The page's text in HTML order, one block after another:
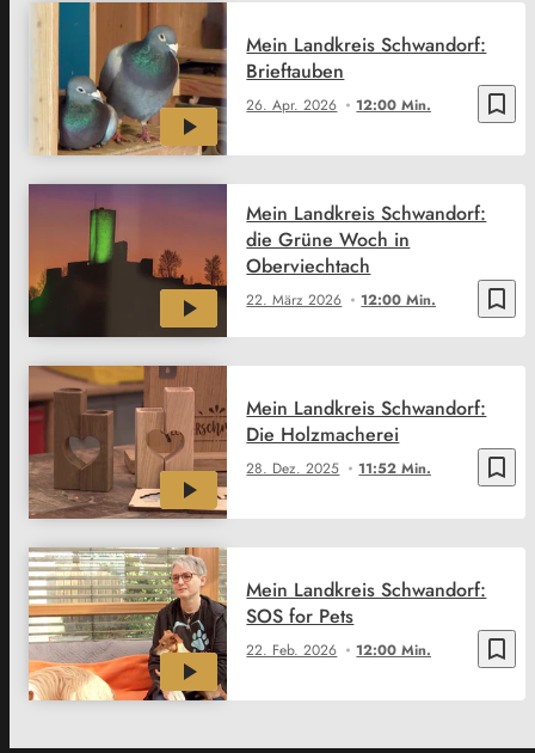
bookmark_border
26. Apr. 2026 12:00 Min.
Mein Landkreis Schwandorf:
Brieftauben
bookmark_border
22. März 2026 12:00 Min.
Mein Landkreis Schwandorf:
die Grüne Woch in
Oberviechtach
bookmark_border
28. Dez. 2025 11:52 Min.
Mein Landkreis Schwandorf:
Die Holzmacherei
bookmark_border
22. Feb. 2026 12:00 Min.
Mein Landkreis Schwandorf:
SOS for Pets